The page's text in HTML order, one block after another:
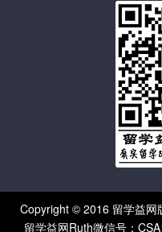
Copyright © 2016 留学益网
留学益网Ruth微信号：